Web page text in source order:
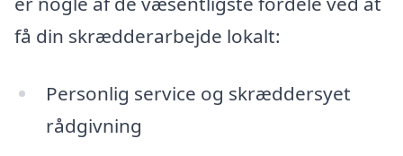
få din skrædderarbejde lokalt:
Personlig service og skræddersyet
rådgivning